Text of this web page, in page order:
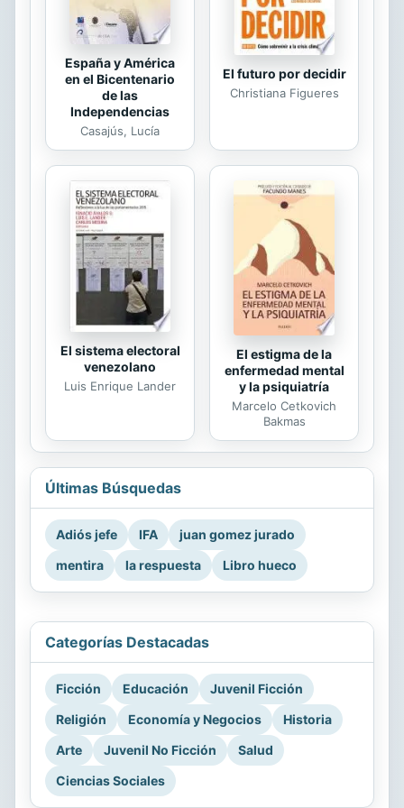
Hicks. Mediante la lectura de...
España y América
en el Bicentenario
de las
Independencias
Casajús, Lucía
El futuro por decidir
Christiana Figueres
El sistema electoral
venezolano
Luis Enrique Lander
El estigma de la
enfermedad mental
y la psiquiatría
Marcelo Cetkovich
Bakmas
Últimas Búsquedas
Adiós jefe IFA
juan gomez jurado
mentira
la respuesta Libro hueco
Categorías Destacadas
Ficción Educación
Juvenil Ficción
Religión
Economía y Negocios
Historia
Arte
Juvenil No Ficción
Salud
Ciencias Sociales